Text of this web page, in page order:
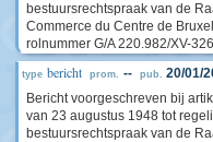
bestuursrechtspraak van de
Commerce du Centre de
rolnummer G/A 220.982/XV-
type bericht prom. -- pub. 20/01/
Bericht voorgeschreven bij
van 23 augustus 1948 tot
bestuursrechtspraak van de